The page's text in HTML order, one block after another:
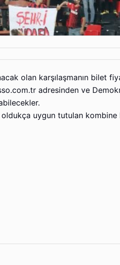
olan karşılaşmanın bilet
adresinden ve
uygun tutulan kombine